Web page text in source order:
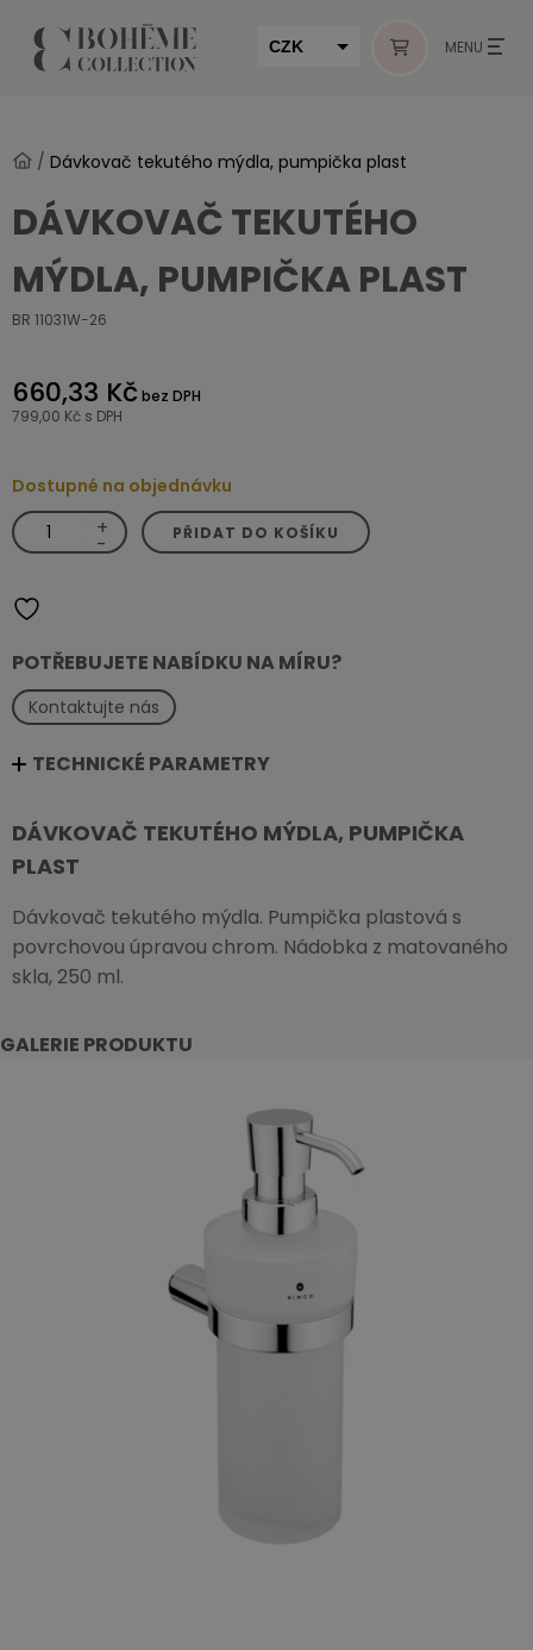
CZK
MUR
MENU
/ Dávkovač tekutého mýdla, pumpička plast
GALERIE PRODUKTU
DÁVKOVAČ TEKUTÉHO
MÝDLA, PUMPIČKA PLAST
BR 11031W-26
660,33 Kč bez DPH
799,00 Kč s DPH
Dostupné na objednávku
Dávkovač
tekutého
mýdla,
množství
+
- PŘIDAT DO KOŠÍKU
POTŘEBUJETE NABÍDKU NA MÍRU?
Kontaktujte nás
TECHNICKÉ PARAMETRY
DÁVKOVAČ TEKUTÉHO MÝDLA, PUMPIČKA
PLAST
Dávkovač tekutého mýdla. Pumpička plastová s
povrchovou úpravou chrom. Nádobka z matovaného
skla, 250 ml.